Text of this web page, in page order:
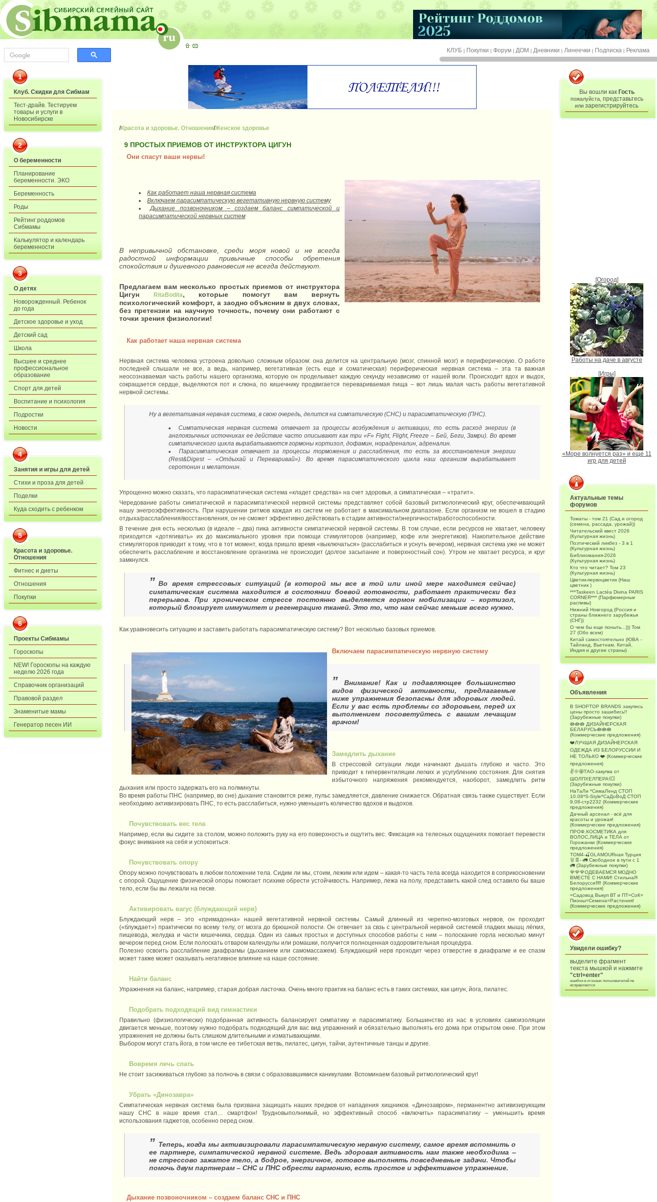
КЛУБ | Покупки | Форум | ДОМ | Дневники | Линеечки | Подписка | Реклама
1
Клуб. Скидки для Сибмам
Тест-драйв. Тестируем
товары и услуги в
Новосибирске
2
О беременности
Планирование
беременности. ЭКО
Беременность
Роды
Рейтинг роддомов
Сибмамы
Калькулятор и календарь
беременности
3
О детях
Новорожденный. Ребенок
до года
Детское здоровье и уход
Детский сад
Школа
Высшее и среднее
профессиональное
образование
Спорт для детей
Воспитание и психология
Подростки
Новости
4
Занятия и игры для детей
Стихи и проза для детей
Поделки
Куда сходить с ребенком
5
Красота и здоровье.
Отношения
Фитнес и диеты
Отношения
Покупки
6
Проекты Сибмамы
Гороскопы
NEW! Гороскопы на каждую
неделю 2026 года
Справочник организаций
Правовой раздел
Знаменитые мамы
Генератор песен ИИ
/Красота и здоровье. Отношения/Женское здоровье
9 ПРОСТЫХ ПРИЕМОВ ОТ ИНСТРУКТОРА ЦИГУН
Они спасут ваши нервы!
Как работает наша нервная система
Включаем парасимпатическую вегетативную нервную систему
Дыхание позвоночником – создаем баланс симпатической и
парасимпатической нервных систем
В непривычной обстановке, среди моря новой и не всегда
радостной информации привычные способы обретения
спокойствия и душевного равновесия не всегда действуют.
Предлагаем вам несколько простых приемов от инструктора
Цигун
RitaBodita, которые помогут вам вернуть
психологический комфорт, а заодно объясним в двух словах,
без претензии на научную точность, почему они работают с
точки зрения физиологии!
Как работает наша нервная система
Нервная система человека устроена довольно сложным образом: она делится на центральную (мозг, спинной мозг) и периферическую. О работе
последней слышали не все, а ведь, например, вегетативная (есть еще и соматическая) периферическая нервная система – эта та важная
неосознаваемая часть работы нашего организма, которую он проделывает каждую секунду независимо от нашей воли. Происходит вдох и выдох,
сокращается сердце, выделяются пот и слюна, по кишечнику продвигается перевариваемая пища – вот лишь малая часть работы вегетативной
нервной системы.
Ну а вегетативная нервная система, в свою очередь, делится на симпатическую (СНС) и парасимпатическую (ПНС).
Симпатическая нервная система отвечает за процессы возбуждения и активации, то есть расход энергии (в
англоязычных источниках ее действие часто описывают как три «F» Fight, Flight, Freeze – Бей, Беги, Замри). Во время
симпатического цикла вырабатываются гормоны кортизол, дофамин, норадреналин, адреналин.
Парасимпатическая отвечает за процессы торможения и расслабления, то есть за восстановления энергии
(Rest&Digest – «Отдыхай и Переваривай»). Во время парасимпатического цикла наш организм вырабатывает
серотонин и мелатонин.
Упрощенно можно сказать, что парасимпатическая система «кладет средства» на счет здоровья, а симпатическая – «тратит».
Чередование работы симпатической и парасимпатической нервной системы представляет собой базовый ритмологический круг, обеспечивающий
нашу энегроэффективность. При нарушении ритмов каждая из систем не работает в максимальном диапазоне. Если организм не вошел в стадию
отдыха/расслабления/восстановления, он не сможет эффективно действовать в стадии активности/энергичности/работоспособности.
В течение дня есть несколько (в идеале – два) пика активности симпатической нервной системы. В том случае, если ресурсов не хватает, человеку
приходится «дотягивать» их до максимального уровня при помощи стимуляторов (например, кофе или энергетиков). Накопительное действие
стимуляторов приводит к тому, что в тот момент, когда пришло время «выключаться» (расслабиться и уснуть вечером), нервная система уже не может
обеспечить расслабление и восстановление организма не происходит (долгое засыпание и поверхностный сон). Утром не хватает ресурса, и круг
замкнулся.
” Во время стрессовых ситуаций (в которой мы все в той или иной мере находимся сейчас)
симпатическая система находится в состоянии боевой готовности, работает практически без
перерывов. При хроническом стрессе постоянно выделяется гормон мобилизации – кортизол,
который блокирует иммунитет и регенерацию тканей. Это то, что нам сейчас меньше всего нужно.
Как уравновесить ситуацию и заставить работать парасимпатическую систему? Вот несколько базовых приемов.
Включаем парасимпатическую нервную систему
”Внимание! Как и подавляющее большинство
видов физической активности, предлагаемые
ниже упражнения безопасны для здоровых людей.
Если у вас есть проблемы со здоровьем, перед их
выполнением посоветуйтесь с вашим лечащим
врачом!
Замедлить дыхание
В стрессовой ситуации люди начинают дышать глубоко и часто. Это
приводит к гипервентиляции легких и усугублению состояния. Для снятия
избыточного напряжения рекомендуется, наоборот, замедлить ритм
дыхания или просто задержать его на полминуты.
Во время работы ПНС (например, во сне) дыхание становится реже, пульс замедляется, давление снижается. Обратная связь также существует. Если
необходимо активизировать ПНС, то есть расслабиться, нужно уменьшить количество вдохов и выдохов.
Почувствовать вес тела
Например, если вы сидите за столом, можно положить руку на его поверхность и ощутить вес. Фиксация на телесных ощущениях помогает перевести
фокус внимания на себя и успокоиться.
Почувствовать опору
Опору можно почувствовать в любом положении тела. Сидим ли мы, стоим, лежим или идем – какая-то часть тела всегда находится в соприкосновении
с опорой. Ощущение физической опоры помогает психике обрести устойчивость. Например, лежа на полу, представить какой след оставило бы ваше
тело, если бы вы лежали на песке.
Активировать вагус (блуждающий нерв)
Блуждающий нерв – это «примадонна» нашей вегетативной нервной системы. Самый длинный из черепно-мозговых нервов, он проходит
(«блуждает») практически по всему телу, от мозга до брюшной полости. Он отвечает за свзь с центральной нервной системой гладких мышц лёгких,
пищевода, желудка и части кишечника, сердца. Один из самых простых и доступных способов работы с ним – полоскание горла несколько минут
вечером перед сном. Если полоскать отваром календулы или ромашки, получится полноценная оздоровительная процедура.
Полезно освоить расслабление диафрагмы (дыханием или самомассажем). Блуждающий нерв проходит через отверстие в диафрагме и ее спазм
может также может оказывать негативное влияние на наше состояние.
Найти баланс
Упражнения на баланс, например, старая добрая ласточка. Очень много практик на баланс есть в таких системах, как цигун, йога, пилатес.
Подобрать подходящий вид гимнастики
Правильно (физиологически) подобранная активность балансирует симпатику и парасимпатику. Большинство из нас в условиях самоизоляции
двигается меньше, поэтому нужно подобрать подходящий для вас вид упражнений и обязательно выполнять его дома при открытом окне. При этом
упражнения не должны быть слишком длительными и изматывающими.
Выбором могут стать йога, в том числе ее тибетская ветвь, пилатес, цигун, тайчи, аутентичные танцы и другие.
Вовремя лечь спать
Не стоит засиживаться глубоко за полночь в связи с образовавшимися каникулами. Вспоминаем базовый ритмологический круг!
Убрать «Динозавра»
Симпатическая нервная система была призвана защищать наших предков от нападения хищников. «Динозавром», перманентно активизирующим
нашу СНС в наше время стал… смартфон! Трудновыполнимый, но эффективный способ «включить» парасимпатику – уменьшить время
использования гаджетов, особенно перед сном.
” Теперь, когда мы активизировали парасимпатическую нервную систему, самое время вспомнить о
ее партнере, симпатической нервной системе. Ведь здоровая активность нам также необходима ‒
не стрессово зажатое тело, а бодрое, энергичное, готовое выполнять повседневные задачи. Чтобы
помочь двум партнерам – СНС и ПНС обрести гармонию, есть простое и эффективное упражнение.
Дыхание позвоночником – создаем баланс СНС и ПНС
Вы вошли как Гость
пожалуйста, представьтесь
или зарегистрируйтесь
[Огород]
Работы на даче в августе
[Игры]
«Море волнуется раз» и еще 11
игр для детей
Актуальные темы
форумов
Томаты - том 21 (Сад и огород
(семена, рассада, урожай))
Читательский квест 2026
(Культурная жизнь)
Поэтический ликбез - 3 в 1
(Культурная жизнь)
Библиомания-2026
(Культурная жизнь)
Кто что читает? Том 23
(Культурная жизнь)
Цветик-первоцветик (Наш
цветник )
***Taskeen Lactéa Divina PARIS
CORNER*** (Парфюмерные
распивы)
Нижний Новгород (Россия и
страны ближнего зарубежья
(СНГ))
О чем бы еще поныть...))) Том
27 (Обо всем)
Китай самостоятельно (ЮВА -
Тайланд, Вьетнам, Китай,
Индия и другие страны)
Объявления
В SHOPTOP BRANDS закупись
цены просто зашибись!!
(Зарубежные покупки)
🪷🪷🪷 ДИЗАЙНЕРСКАЯ
БЕЛАРУСЬ🪷🪷🪷
(Коммерческие предложения)
❤️ЛУЧШАЯ ДИЗАЙНЕРСКАЯ
ОДЕЖДА ИЗ БЕЛОРУССИИ И
НЕ ТОЛЬКО ❤️ (Коммерческие
предложения)
✌️🌞🤩ТАО-закупка от
ШОЛПХЕЛПЕРА!💥
(Зарубежные покупки)
НаТаЛи *СимаЛенд СТОП
10.08*S-Style*СаДоВоД СТОП
9.08-стр2232 (Коммерческие
предложения)
Дачный арсенал - всё для
красоты и урожая!
(Коммерческие предложения)
ПРОФ.КОСМЕТИКА для
ВОЛОС,ЛИЦА и ТЕЛА от
Горожанки (Коммерческие
предложения)
ТОМ4-🍒GLAMOURная Турция
👗👖- 🚛 Свободное в пути с 1
🚛 (Зарубежные покупки)
🌹🌹🌹ОДЕВАЕМСЯ МОДНО
ВМЕСТЕ С НАМИ! СтильнаЯ
БелоруссиЯ‼ (Коммерческие
предложения)
=Садовод Выкуп ВТ и ПТ=СоК=
Пионы=Семена=Растения!
(Коммерческие предложения)
Увидели ошибку?
выделите фрагмент
текста мышкой и нажмите
"ctrl+enter"
ошибки в отзывах пользователей не
исправляются